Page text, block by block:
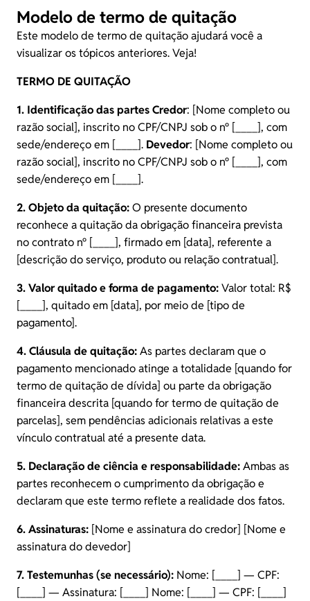
Modelo de termo de quitação
Este modelo de termo de quitação ajudará você a
visualizar os tópicos anteriores. Veja!
TERMO DE QUITAÇÃO
1. Identificação das partesCredor: [Nome completo ou
razão social], inscrito no CPF/CNPJ sob o nº [____], com
sede/endereço em [____]. Devedor: [Nome completo ou
razão social], inscrito no CPF/CNPJ sob o nº [____], com
sede/endereço em [____].
2. Objeto da quitação:O presente documento
reconhece a quitação da obrigação financeira prevista
no contrato nº [____], firmado em [data], referente a
[descrição do serviço, produto ou relação contratual].
3. Valor quitado e forma de pagamento:Valor total: R$
[____], quitado em [data], por meio de [tipo de
pagamento].
4. Cláusula de quitação:As partes declaram que o
pagamento mencionado atinge a totalidade [quando for
termo de quitação de dívida] ou parte da obrigação
financeira descrita [quando for termo de quitação de
parcelas], sem pendências adicionais relativas a este
vínculo contratual até a presente data.
5. Declaração de ciência e responsabilidade:Ambas as
partes reconhecem o cumprimento da obrigação e
declaram que este termo reflete a realidade dos fatos.
6. Assinaturas: [Nome e assinatura do credor] [Nome e
assinatura do devedor]
7. Testemunhas (se necessário): Nome: [____] — CPF:
[____] — Assinatura: [____] Nome: [____] — CPF: [____]